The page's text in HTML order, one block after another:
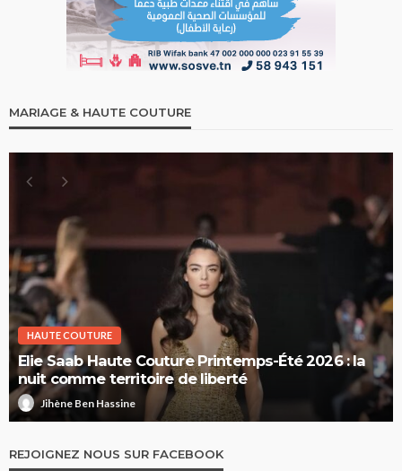
MARIAGE & HAUTE COUTURE
HAUTE COUTURE
Elie Saab Haute Couture Printemps-Été 2026 : la
nuit comme territoire de liberté
Jihène Ben Hassine
REJOIGNEZ NOUS SUR FACEBOOK